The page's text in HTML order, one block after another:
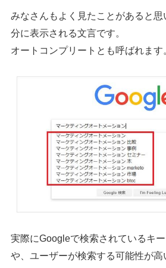
みなさんもよく見たことがあると
分に表示される文言です。
オートコンプリートとも呼ばれます
実際にGoogleで検索されているキ
や、ユーザーが検索する可能性が
シェア